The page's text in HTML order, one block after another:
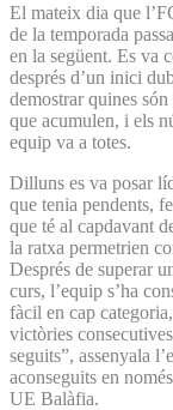
El mateix dia que
de la temporada
en la següent. Es va
després d’un inici
demostrar quines
que acumulen, i els
equip va a totes.
Dilluns es va posar
que tenia pendents,
que té al capdavant
la ratxa permetrien
Després de superar
curs, l’equip s’ha
fàcil en cap
victòries
seguits”, assenyala
aconseguits en
UE Balàfia.